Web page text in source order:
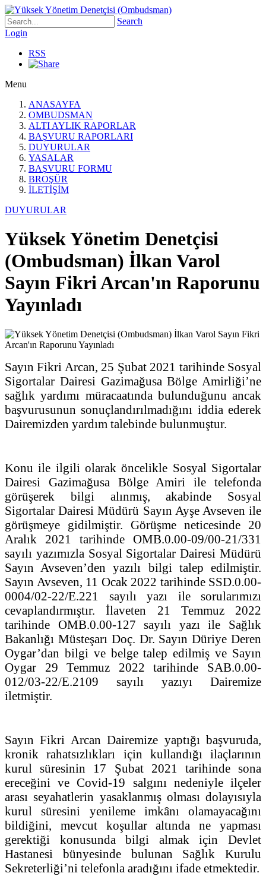
Search
Login
RSS
Menu
ANASAYFA
OMBUDSMAN
ALTI AYLIK RAPORLAR
BAŞVURU RAPORLARI
DUYURULAR
YASALAR
BAŞVURU FORMU
BROŞÜR
İLETİŞİM
DUYURULAR
Yüksek Yönetim Denetçisi
(Ombudsman) İlkan Varol
Sayın Fikri Arcan'ın Raporunu
Yayınladı
Sayın Fikri Arcan, 25 Şubat 2021 tarihinde Sosyal
Sigortalar Dairesi Gazimağusa Bölge Amirliği’ne
sağlık yardımı müracaatında bulunduğunu ancak
başvurusunun sonuçlandırılmadığını iddia ederek
Dairemizden yardım talebinde bulunmuştur.
Konu ile ilgili olarak öncelikle Sosyal Sigortalar
Dairesi Gazimağusa Bölge Amiri ile telefonda
görüşerek bilgi alınmış, akabinde Sosyal
Sigortalar Dairesi Müdürü Sayın Ayşe Avseven ile
görüşmeye gidilmiştir. Görüşme neticesinde 20
Aralık 2021 tarihinde OMB.0.00-09/00-21/331
sayılı yazımızla Sosyal Sigortalar Dairesi Müdürü
Sayın Avseven’den yazılı bilgi talep edilmiştir.
Sayın Avseven, 11 Ocak 2022 tarihinde SSD.0.00-
0004/02-22/E.221 sayılı yazı ile sorularımızı
cevaplandırmıştır. İlaveten 21 Temmuz 2022
tarihinde OMB.0.00-127 sayılı yazı ile Sağlık
Bakanlığı Müsteşarı Doç. Dr. Sayın Düriye Deren
Oygar’dan bilgi ve belge talep edilmiş ve Sayın
Oygar 29 Temmuz 2022 tarihinde SAB.0.00-
012/03-22/E.2109 sayılı yazıyı Dairemize
iletmiştir.
Sayın Fikri Arcan Dairemize yaptığı başvuruda,
kronik rahatsızlıkları için kullandığı ilaçlarının
kurul süresinin 17 Şubat 2021 tarihinde sona
ereceğini ve Covid-19 salgını nedeniyle ilçeler
arası seyahatlerin yasaklanmış olması dolayısıyla
kurul süresini yenileme imkânı olamayacağını
bildiğini, mevcut koşullar altında ne yapması
gerektiği konusunda bilgi almak için Devlet
Hastanesi bünyesinde bulunan Sağlık Kurulu
Sekreterliği’ni telefonla aradığını ifade etmektedir.